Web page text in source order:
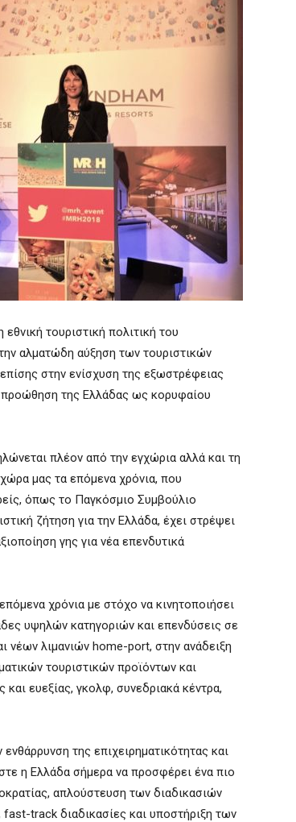
τουριστική πολιτική του
αλματώδη αύξηση των τουριστικών
στην ενίσχυση της εξωστρέφειας
προώθηση της Ελλάδας ως κορυφαίου
πλέον από την εγχώρια αλλά και τη
μας τα επόμενα χρόνια, που
όπως το Παγκόσμιο Συμβούλιο
ζήτηση για την Ελλάδα, έχει στρέψει
γης για νέα επενδυτικά
χρόνια με στόχο να κινητοποιήσει
υψηλών κατηγοριών και επενδύσεις σε
νέων λιμανιών home-port, στην ανάδειξη
τουριστικών προϊόντων και
ευεξίας, γκολφ, συνεδριακά κέντρα,
της επιχειρηματικότητας και
η Ελλάδα σήμερα να προσφέρει ένα πιο
απλούστευση των διαδικασιών
fast-track διαδικασίες και υποστήριξη των